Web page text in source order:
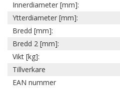
Innerdiameter [mm]:
Ytterdiameter [mm]:
Bredd [mm]:
Bredd 2 [mm]:
Vikt [kg]:
Tillverkare
EAN nummer